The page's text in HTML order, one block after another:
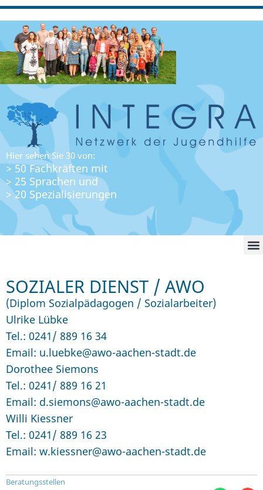
Hier sehen Sie 30 von:
> 50 Fachkräften mit
> 25 Sprachen und
> 20 Spezialisierungen
SOZIALER DIENST / AWO
(Diplom Sozialpädagogen / Sozialarbeiter)
Ulrike Lübke
Tel.: 0241/ 889 16 34
Email: u.luebke@awo-aachen-stadt.de
Dorothee Siemons
Tel.: 0241/ 889 16 21
Email: d.siemons@awo-aachen-stadt.de
Willi Kiessner
Tel.: 0241/ 889 16 23
Email: w.kiessner@awo-aachen-stadt.de
Beratungsstellen